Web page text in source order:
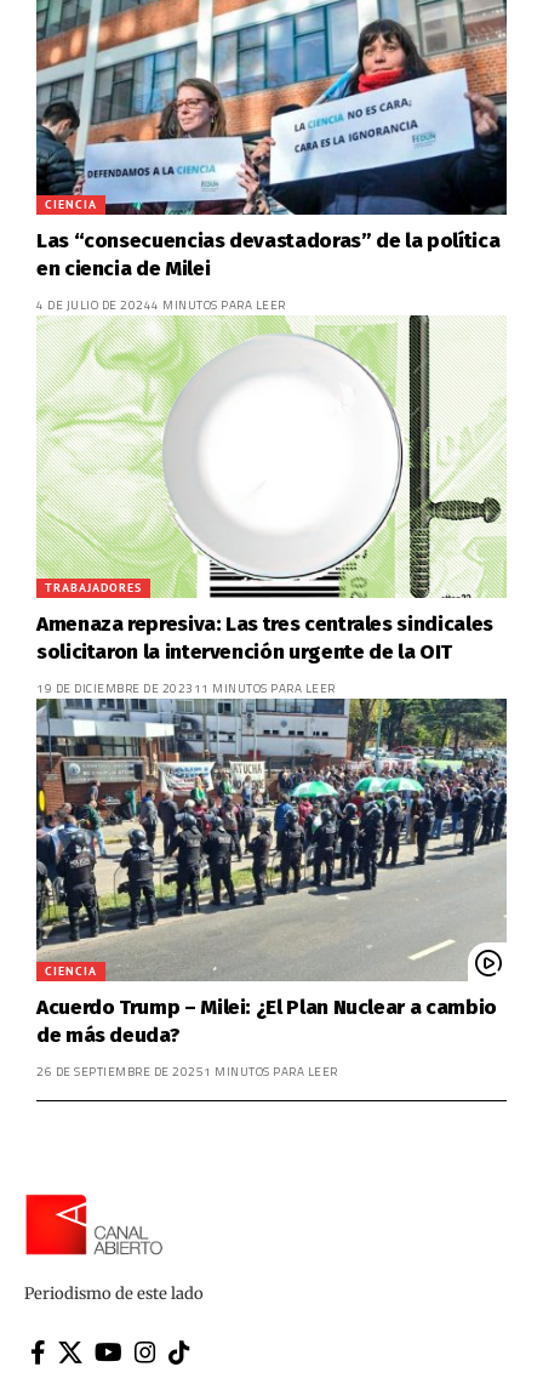
CIENCIA
Las “consecuencias devastadoras” de la política
en ciencia de Milei
4 DE JULIO DE 20244 MINUTOS PARA LEER
TRABAJADORES
Amenaza represiva: Las tres centrales sindicales
solicitaron la intervención urgente de la OIT
19 DE DICIEMBRE DE 2023 11 MINUTOS PARA LEER
CIENCIA
Acuerdo Trump – Milei: ¿El Plan Nuclear a cambio
de más deuda?
26 DE SEPTIEMBRE DE 20251 MINUTOS PARA LEER
Periodismo de este lado